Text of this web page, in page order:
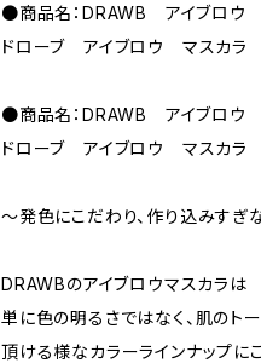
●商品名：DRAWB アイブロ
ドローブ アイブロウ マスカラ
●商品名：DRAWB アイブロ
ドローブ アイブロウ マスカラ
～発色にこだわり、作り込みす
DRAWBのアイブロウマスカラは
単に色の明るさではなく、肌のト
頂ける様なカラーラインナップに